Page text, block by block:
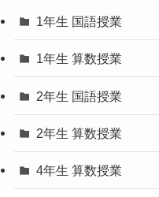
1年生 国語授業
1年生 算数授業
2年生 国語授業
2年生 算数授業
4年生 算数授業